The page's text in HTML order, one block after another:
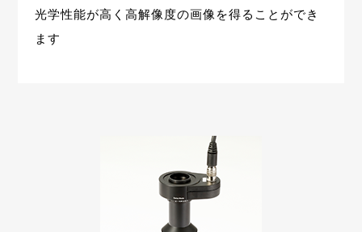
光学性能が高く高解像度の画像を得ることができ
ます